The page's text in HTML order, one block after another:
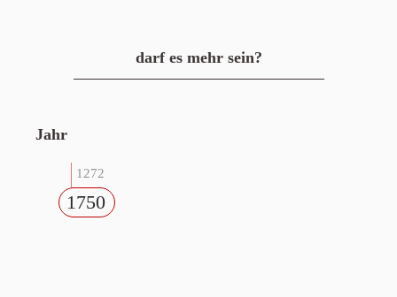
darf es mehr sein?
Jahr
1272
1750